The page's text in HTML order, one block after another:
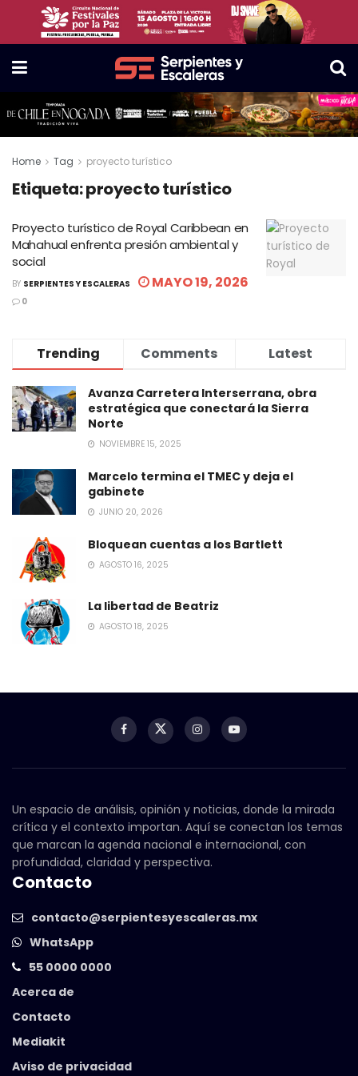
Home Tag proyecto turístico
Etiqueta:proyecto turístico
Proyecto turístico de Royal Caribbean en
Mahahual enfrenta presión ambiental y
social
BY SERPIENTES Y ESCALERAS MAYO 19, 2026
0
Trending Comments Latest
Avanza Carretera Interserrana, obra
estratégica que conectará la Sierra
Norte
NOVIEMBRE 15, 2025
Marcelo termina el TMEC y deja el
gabinete
JUNIO 20, 2026
Bloquean cuentas a los Bartlett
AGOSTO 16, 2025
La libertad de Beatriz
AGOSTO 18, 2025
Un espacio de análisis, opinión y noticias, donde la mirada
crítica y el contexto importan. Aquí se conectan los temas
que marcan la agenda nacional e internacional, con
profundidad, claridad y perspectiva.
Contacto
contacto@serpientesyescaleras.mx
WhatsApp
55 0000 0000
Acerca de
Contacto
Mediakit
Aviso de privacidad